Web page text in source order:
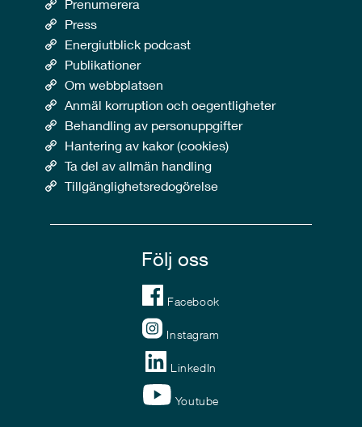
Prenumerera
Press
Energiutblick podcast
Publikationer
Om webbplatsen
Anmäl korruption och oegentligheter
Behandling av personuppgifter
Hantering av kakor (cookies)
Ta del av allmän handling
Tillgänglighetsredogörelse
Följ oss
Facebook
Instagram
LinkedIn
Youtube